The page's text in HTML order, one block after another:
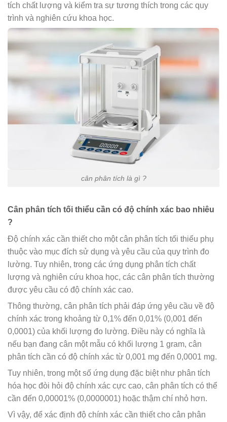
tích chất lượng và kiểm tra sự tương thích trong các quy
trình và nghiên cứu khoa học.
cân phân tích là gì ?
Cân phân tích tối thiểu cần có độ chính xác bao nhiêu
?
Độ chính xác cần thiết cho một cân phân tích tối thiểu phụ
thuộc vào mục đích sử dụng và yêu cầu của quy trình đo
lường. Tuy nhiên, trong các ứng dụng phân tích chất
lượng và nghiên cứu khoa học, các cân phân tích thường
được yêu cầu có độ chính xác cao.
Thông thường, cân phân tích phải đáp ứng yêu cầu về độ
chính xác trong khoảng từ 0,1% đến 0,01% (0,001 đến
0,0001) của khối lượng đo lường. Điều này có nghĩa là
nếu bạn đang cân một mẫu có khối lượng 1 gram, cân
phân tích cần có độ chính xác từ 0,001 mg đến 0,0001 mg.
Tuy nhiên, trong một số ứng dụng đặc biệt như phân tích
hóa học đòi hỏi độ chính xác cực cao, cân phân tích có thể
cần đến 0,00001% (0,0000001) hoặc thậm chí nhỏ hơn.
Vì vậy, để xác định độ chính xác cần thiết cho cân phân